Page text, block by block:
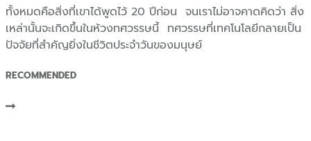
ทั้งหมดคือสิ่งที่เขาได้พูดไว้ 20 ปีก่อน จนเราไม่อาจคาดคิดว่า สิ่ง
เหล่านั้นจะเกิดขึ้นในห้วงทศวรรษนี้ ทศวรรษที่เทคโนโลยีกลายเป็น
ปัจจัยที่สำคัญยิ่งในชีวิตประจำวันของมนุษย์
RECOMMENDED